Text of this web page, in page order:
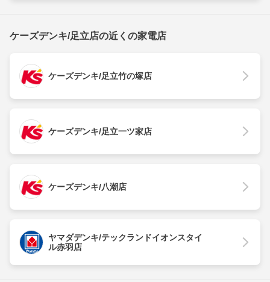
ケーズデンキ/足立店の近くの家電店
ケーズデンキ/足立竹の塚店
ケーズデンキ/足立一ツ家店
ケーズデンキ/八潮店
ヤマダデンキ/テックランドイオンスタイ
ル赤羽店